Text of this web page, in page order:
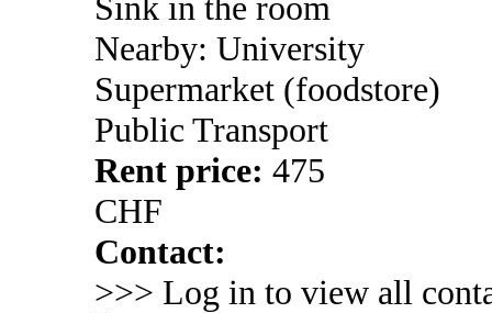
Nearby: University
Supermarket (foodstore)
Public Transport
Rent price: 475
CHF
Contact:
>>> Log in to view all